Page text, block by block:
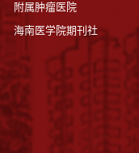
附属肿瘤医院
海南医学院期刊社